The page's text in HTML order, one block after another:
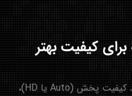
در بیشتر اپلیکیشن‌ها می‌توانید کیفیت پخش (Auto یا HD)،